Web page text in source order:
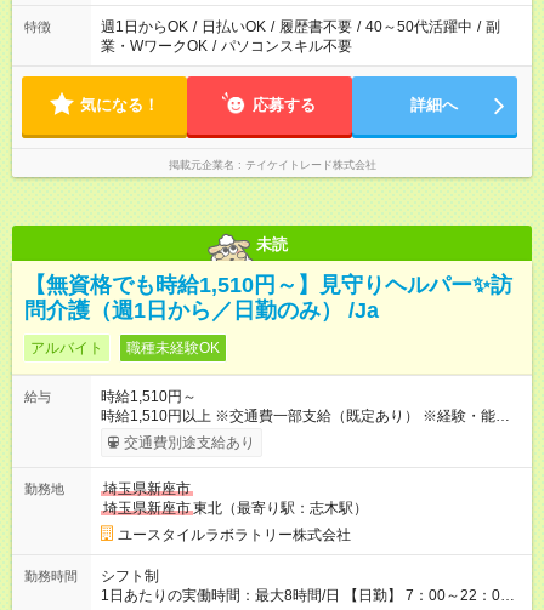
特徴 週1日からOK / 日払いOK / 履歴書不要 / 40～50代活躍中 / 副
業・WワークOK / パソコンスキル不要
気になる！ 応募する 詳細へ
掲載元企業名 テイケイトレード株式会社
未読
【無資格でも時給1,510円～】見守りヘルパー✨訪
問介護（週1日から／日勤のみ） /Ja
アルバイト 職種未経験OK
給与
時給1,510円～
時給1,510円以上 ※交通費一部支給（既定あり） ※経験・能力を
考慮して決定します 【収入例】 週1回勤務の場合：1,510円×8時
間×4回=4万8,320円 週3回勤務の場合：1,510円×8時間×12回
1,600円 【試用期間】試用期間あり 試用期間の長さ：2ヶ月
※ 雇用形態と給与に、本採用時と異なる部分があります。 雇用
形態：本採用時と同じです。 給与：時給 1,150円以上
交通費別途支給あり
勤務地
埼玉県新座市
埼玉県新座市東北（最寄り駅：志木駅）
ユースタイルラボラトリー株式会社
勤務時間
シフト制
1日あたりの実働時間：最大8時間/日 【日勤】 7：00～22：00